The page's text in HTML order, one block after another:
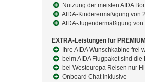
Nutzung der meisten AIDA
AIDA-Kinderermäßigung von
AIDA-Jugendermäßigung von
EXTRA-Leistungen für
Ihre AIDA Wunschkabine frei
beim AIDA Flugpaket sind
bei Westeuropa Reisen nur
Onboard Chat inklusive